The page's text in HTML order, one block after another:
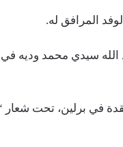
المرافق له.
11، كان وزير الصحة عبد الله سيدي
في قمة منظمة الصحة العالمية 2024، المنعقدة